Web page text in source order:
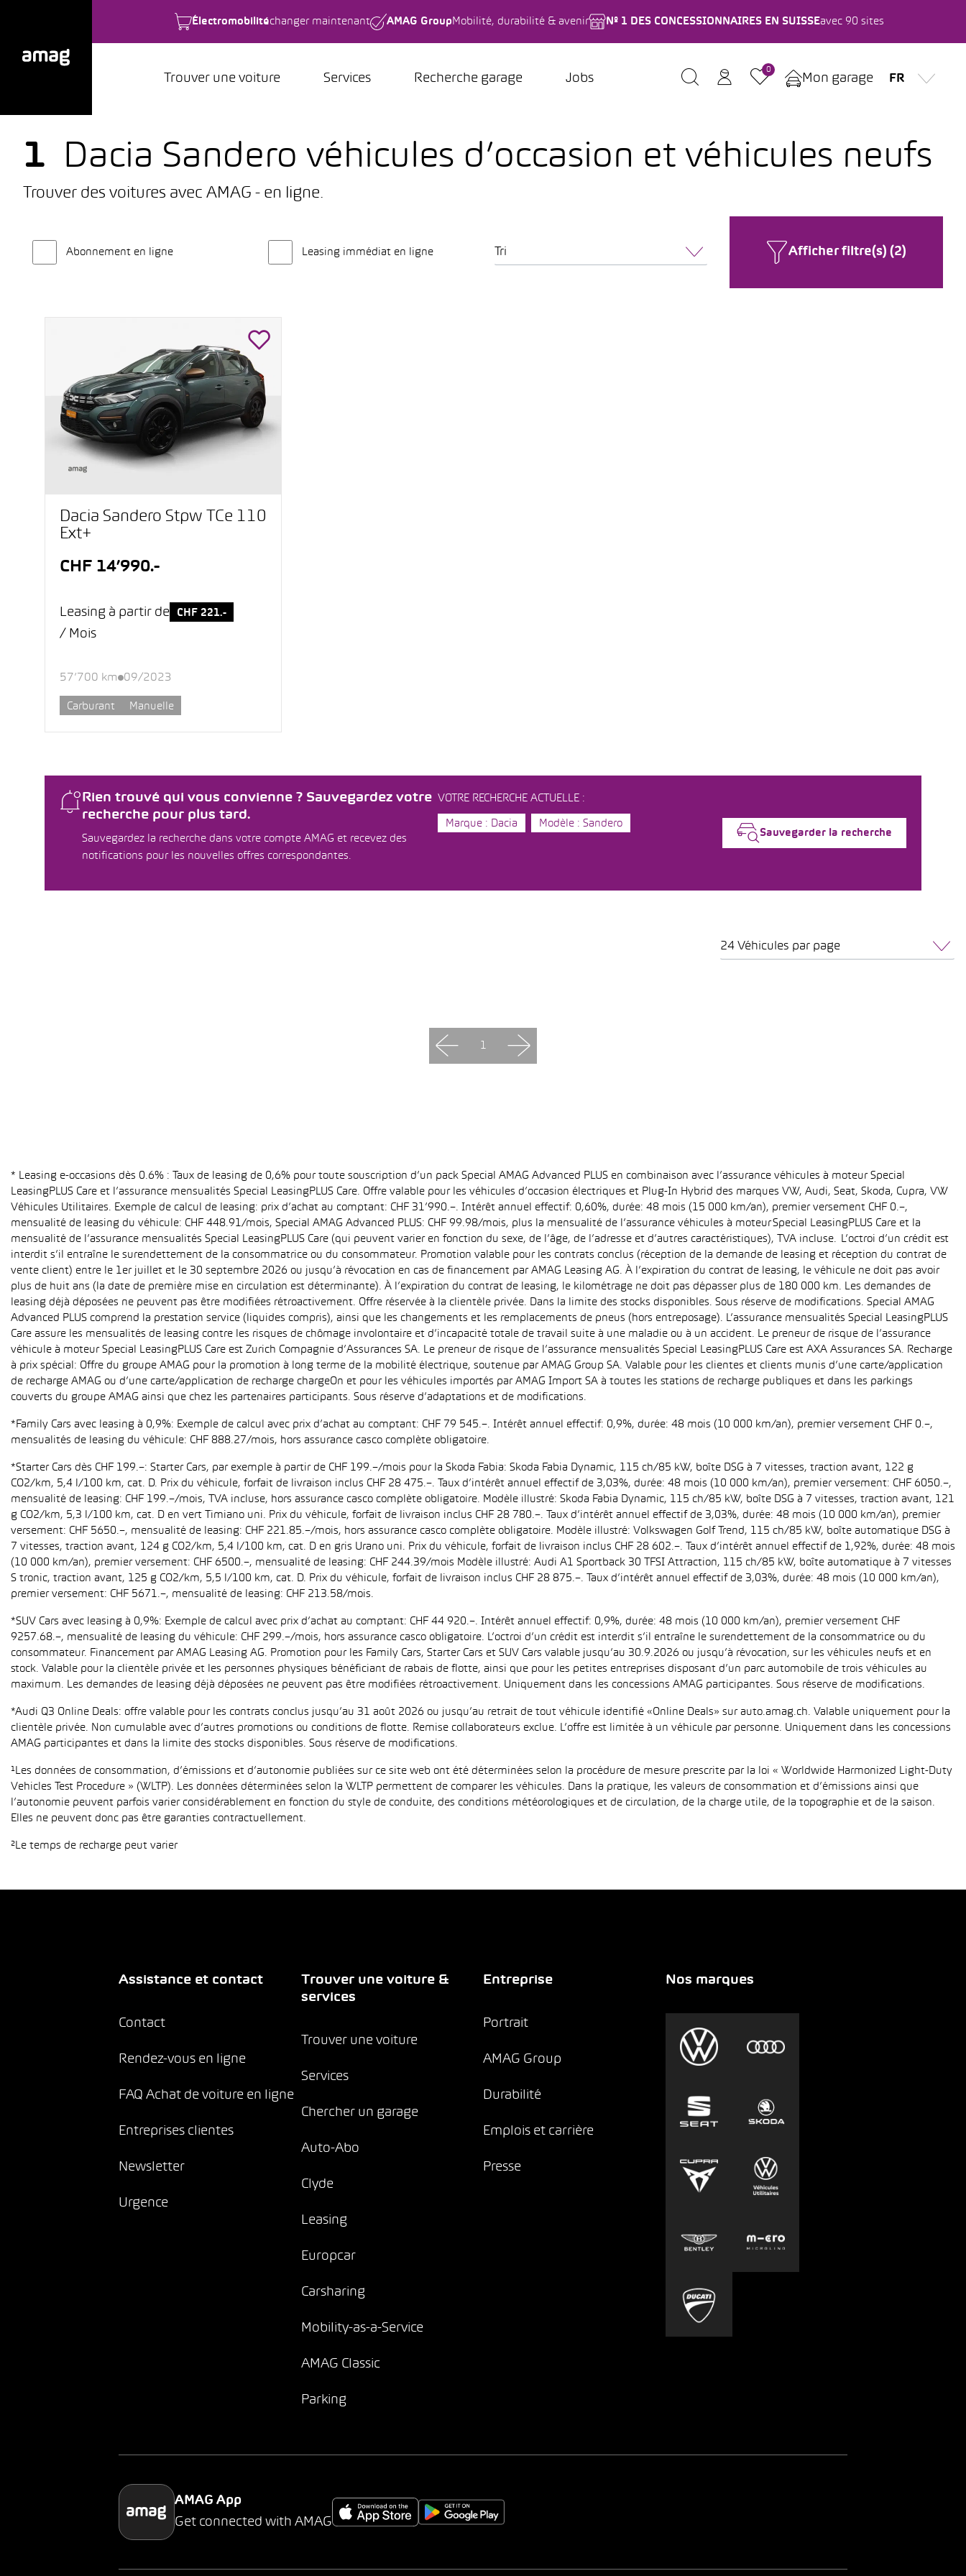
Électromobilitéchanger maintenant AMAG Group Mobilité, durabilité & avenir Nº 1 DES CONCESSIONNAIRES EN SUISSEavec 90 sites
Trouver une voiture Services Recherche garage Jobs
0
Mon garage FR
1 Dacia Sandero véhicules d’occasion et véhicules neufs
Trouver des voitures avec AMAG - en ligne.
Abonnement en ligne Leasing immédiat en ligne Tri Afficher filtre(s) (2)
Rien trouvé qui vous convienne ? Sauvegardez votre
recherche pour plus tard.
Sauvegardez la recherche dans votre compte AMAG et recevez des
notifications pour les nouvelles offres correspondantes.
VOTRE RECHERCHE ACTUELLE :
Marque : Dacia
Modèle : Sandero
Sauvegarder la recherche
Dacia Sandero Stpw TCe 110
Ext+
CHF 14’990.-
Leasing à partir de CHF 221.-
/ Mois
57’700 km 09/2023
Carburant Manuelle
24 Véhicules par page
1
* Leasing e-occasions dès 0.6% : Taux de leasing de 0,6% pour toute souscription d’un pack Special AMAG Advanced PLUS en combinaison avec l’assurance véhicules à moteur Special
LeasingPLUS Care et l’assurance mensualités Special LeasingPLUS Care. Offre valable pour les véhicules d’occasion électriques et Plug-In Hybrid des marques VW, Audi, Seat, Skoda, Cupra, VW
Véhicules Utilitaires. Exemple de calcul de leasing: prix d’achat au comptant: CHF 31’990.–. Intérêt annuel effectif: 0,60%, durée: 48 mois (15 000 km/an), premier versement CHF 0.–,
mensualité de leasing du véhicule: CHF 448.91/mois, Special AMAG Advanced PLUS: CHF 99.98/mois, plus la mensualité de l’assurance véhicules à moteur Special LeasingPLUS Care et la
mensualité de l’assurance mensualités Special LeasingPLUS Care (qui peuvent varier en fonction du sexe, de l’âge, de l’adresse et d’autres caractéristiques), TVA incluse. L’octroi d’un crédit est
interdit s’il entraîne le surendettement de la consommatrice ou du consommateur. Promotion valable pour les contrats conclus (réception de la demande de leasing et réception du contrat de
vente client) entre le 1er juillet et le 30 septembre 2026 ou jusqu’à révocation en cas de financement par AMAG Leasing AG. À l’expiration du contrat de leasing, le véhicule ne doit pas avoir
plus de huit ans (la date de première mise en circulation est déterminante). À l’expiration du contrat de leasing, le kilométrage ne doit pas dépasser plus de 180 000 km. Les demandes de
leasing déjà déposées ne peuvent pas être modifiées rétroactivement. Offre réservée à la clientèle privée. Dans la limite des stocks disponibles. Sous réserve de modifications. Special AMAG
Advanced PLUS comprend la prestation service (liquides compris), ainsi que les changements et les remplacements de pneus (hors entreposage). L’assurance mensualités Special LeasingPLUS
Care assure les mensualités de leasing contre les risques de chômage involontaire et d’incapacité totale de travail suite à une maladie ou à un accident. Le preneur de risque de l’assurance
véhicule à moteur Special LeasingPLUS Care est Zurich Compagnie d’Assurances SA. Le preneur de risque de l’assurance mensualités Special LeasingPLUS Care est AXA Assurances SA. Recharge
à prix spécial: Offre du groupe AMAG pour la promotion à long terme de la mobilité électrique, soutenue par AMAG Group SA. Valable pour les clientes et clients munis d’une carte/application
de recharge AMAG ou d’une carte/application de recharge chargeOn et pour les véhicules importés par AMAG Import SA à toutes les stations de recharge publiques et dans les parkings
couverts du groupe AMAG ainsi que chez les partenaires participants. Sous réserve d’adaptations et de modifications.
*Family Cars avec leasing à 0,9%: Exemple de calcul avec prix d’achat au comptant: CHF 79 545.–. Intérêt annuel effectif: 0,9%, durée: 48 mois (10 000 km/an), premier versement CHF 0.–,
mensualités de leasing du véhicule: CHF 888.27/mois, hors assurance casco complète obligatoire.
*Starter Cars dès CHF 199.–: Starter Cars, par exemple à partir de CHF 199.–/mois pour la Skoda Fabia: Skoda Fabia Dynamic, 115 ch/85 kW, boîte DSG à 7 vitesses, traction avant, 122 g
CO2/km, 5,4 l/100 km, cat. D. Prix du véhicule, forfait de livraison inclus CHF 28 475.–. Taux d’intérêt annuel effectif de 3,03%, durée: 48 mois (10 000 km/an), premier versement: CHF 6050.–,
mensualité de leasing: CHF 199.–/mois, TVA incluse, hors assurance casco complète obligatoire. Modèle illustré: Skoda Fabia Dynamic, 115 ch/85 kW, boîte DSG à 7 vitesses, traction avant, 121
g CO2/km, 5,3 l/100 km, cat. D en vert Timiano uni. Prix du véhicule, forfait de livraison inclus CHF 28 780.–. Taux d’intérêt annuel effectif de 3,03%, durée: 48 mois (10 000 km/an), premier
versement: CHF 5650.–, mensualité de leasing: CHF 221.85.–/mois, hors assurance casco complète obligatoire. Modèle illustré: Volkswagen Golf Trend, 115 ch/85 kW, boîte automatique DSG à
7 vitesses, traction avant, 124 g CO2/km, 5,4 l/100 km, cat. D en gris Urano uni. Prix du véhicule, forfait de livraison inclus CHF 28 602.–. Taux d’intérêt annuel effectif de 1,92%, durée: 48 mois
(10 000 km/an), premier versement: CHF 6500.–, mensualité de leasing: CHF 244.39/mois Modèle illustré: Audi A1 Sportback 30 TFSI Attraction, 115 ch/85 kW, boîte automatique à 7 vitesses
S tronic, traction avant, 125 g CO2/km, 5,5 l/100 km, cat. D. Prix du véhicule, forfait de livraison inclus CHF 28 875.–. Taux d’intérêt annuel effectif de 3,03%, durée: 48 mois (10 000 km/an),
premier versement: CHF 5671.–, mensualité de leasing: CHF 213.58/mois.
*SUV Cars avec leasing à 0,9%: Exemple de calcul avec prix d’achat au comptant: CHF 44 920.–. Intérêt annuel effectif: 0,9%, durée: 48 mois (10 000 km/an), premier versement CHF
9257.68.–, mensualité de leasing du véhicule: CHF 299.–/mois, hors assurance casco obligatoire. L’octroi d’un crédit est interdit s’il entraîne le surendettement de la consommatrice ou du
consommateur. Financement par AMAG Leasing AG. Promotion pour les Family Cars, Starter Cars et SUV Cars valable jusqu’au 30.9.2026 ou jusqu’à révocation, sur les véhicules neufs et en
stock. Valable pour la clientèle privée et les personnes physiques bénéficiant de rabais de flotte, ainsi que pour les petites entreprises disposant d’un parc automobile de trois véhicules au
maximum. Les demandes de leasing déjà déposées ne peuvent pas être modifiées rétroactivement. Uniquement dans les concessions AMAG participantes. Sous réserve de modifications.
*Audi Q3 Online Deals: offre valable pour les contrats conclus jusqu’au 31 août 2026 ou jusqu’au retrait de tout véhicule identifié «Online Deals» sur auto.amag.ch. Valable uniquement pour la
clientèle privée. Non cumulable avec d’autres promotions ou conditions de flotte. Remise collaborateurs exclue. L’offre est limitée à un véhicule par personne. Uniquement dans les concessions
AMAG participantes et dans la limite des stocks disponibles. Sous réserve de modifications.
¹Les données de consommation, d’émissions et d’autonomie publiées sur ce site web ont été déterminées selon la procédure de mesure prescrite par la loi « Worldwide Harmonized Light-Duty
Vehicles Test Procedure » (WLTP). Les données déterminées selon la WLTP permettent de comparer les véhicules. Dans la pratique, les valeurs de consommation et d’émissions ainsi que
l’autonomie peuvent parfois varier considérablement en fonction du style de conduite, des conditions météorologiques et de circulation, de la charge utile, de la topographie et de la saison.
Elles ne peuvent donc pas être garanties contractuellement.
²Le temps de recharge peut varier
Assistance et contact
Contact
Rendez-vous en ligne
FAQ Achat de voiture en ligne
Entreprises clientes
Newsletter
Urgence
Trouver une voiture &
services
Trouver une voiture
Services
Chercher un garage
Auto-Abo
Clyde
Leasing
Europcar
Carsharing
Mobility-as-a-Service
AMAG Classic
Parking
Entreprise
Portrait
AMAG Group
Durabilité
Emplois et carrière
Presse
Nos marques
AMAG App
Get connected with AMAG